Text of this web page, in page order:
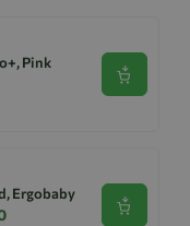
Pink
Se
Ergobaby
Se